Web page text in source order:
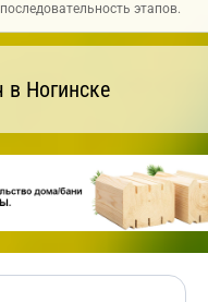
этапов.
Ногинске